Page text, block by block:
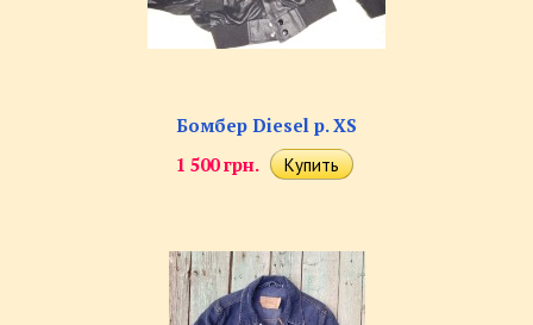
Бомбер Diesel р. XS
1 500 грн.